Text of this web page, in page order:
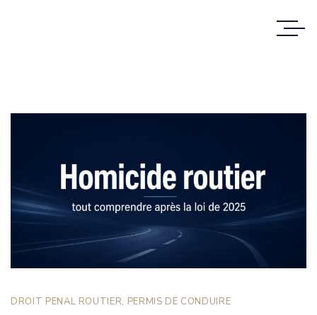
DROIT PENAL ROUTIER, PERMIS DE CONDUIRE